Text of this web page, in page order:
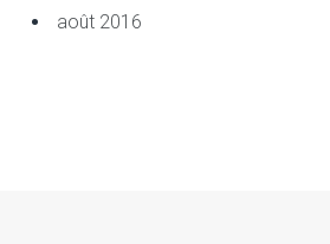
août 2016